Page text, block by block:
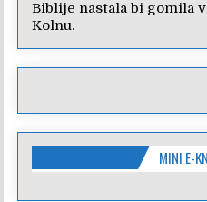
Biblije nastala bi gomila
Kolnu.
MINI E-